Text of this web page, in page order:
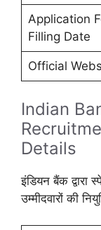
Application
Filling Date
Official
Indian
Details
इंडियन बैंक
उम्मीदवारों की